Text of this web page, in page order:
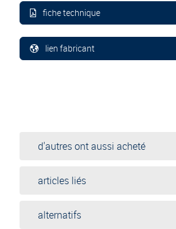
fiche technique
lien fabricant
d'autres ont aussi acheté
articles liés
alternatifs